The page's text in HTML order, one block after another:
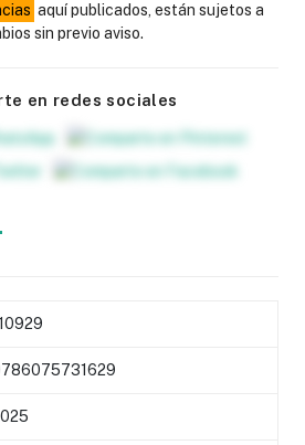
aquí publicados, están sujetos a
sin previo aviso.
en redes sociales